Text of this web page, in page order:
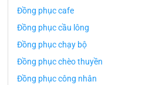
Đồng phục cafe
Đồng phục cầu lông
Đồng phục chạy bộ
Đồng phục chèo thuyền
Đồng phục công nhân